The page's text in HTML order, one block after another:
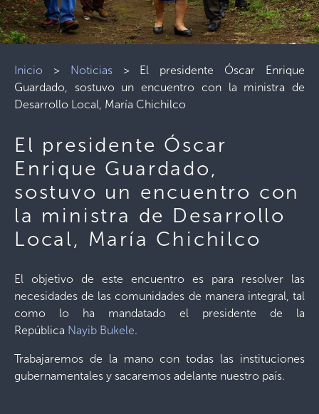
Inicio > Noticias> El presidente Óscar Enrique
Guardado, sostuvo un encuentro con la ministra de
Desarrollo Local, María Chichilco
El presidente Óscar
Enrique Guardado,
sostuvo un encuentro con
la ministra de Desarrollo
Local, María Chichilco
El objetivo de este encuentro es para resolver las
necesidades de las comunidades de manera integral, tal
como lo ha mandatado el presidente de la
República Nayib Bukele.
Trabajaremos de la mano con todas las instituciones
gubernamentales y sacaremos adelante nuestro país.